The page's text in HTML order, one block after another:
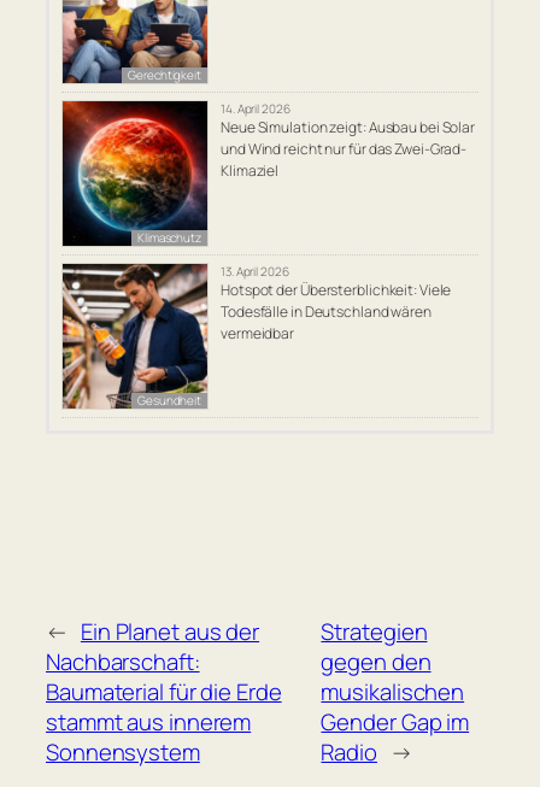
Gerechtigkeit
Klimaschutz
14. April 2026
Neue Simulation zeigt: Ausbau bei Solar
und Wind reicht nur für das Zwei-Grad-
Klimaziel
Gesundheit
13. April 2026
Hotspot der Übersterblichkeit: Viele
Todesfälle in Deutschland wären
vermeidbar
← Ein Planet aus der
Nachbarschaft:
Baumaterial für die Erde
stammt aus innerem
Sonnensystem
Strategien
gegen den
musikalischen
Gender Gap im
Radio →